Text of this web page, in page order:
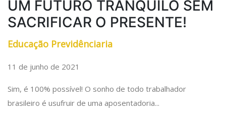
UM FUTURO TRANQUILO SEM
SACRIFICAR O PRESENTE!
Educação Previdênciaria
11 de junho de 2021
Sim, é 100% possível! O sonho de todo trabalhador
brasileiro é usufruir de uma aposentadoria...